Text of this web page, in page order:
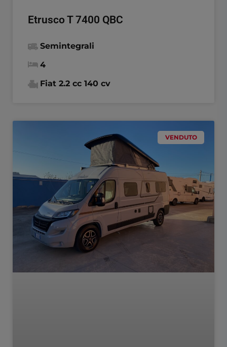
Etrusco T 7400 QBC
Semintegrali
4
Fiat 2.2 cc 140 cv
VENDUTO